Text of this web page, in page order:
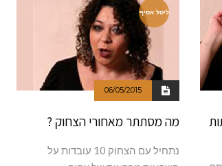
ליטל אסיף
06/05/2015
מה מסתתר מאחורי הצחוק ?
נתחיל עם הצחוק 10 עובדות על